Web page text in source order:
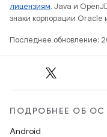
лицензиям. Java и
знаки корпорации
Последнее обновление:
ПОДРОБНЕЕ ОБ ОС
Android